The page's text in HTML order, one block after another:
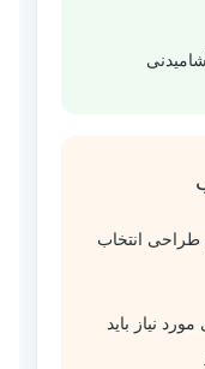
طراحی انتخاب
نیاز باید